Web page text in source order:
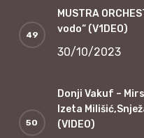
MUSTRA
vodo“ (V1DEO)
30/10/2023
Donji Vakuf –
Izeta
(VIDEO)